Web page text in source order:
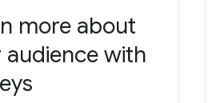
more about
audience with